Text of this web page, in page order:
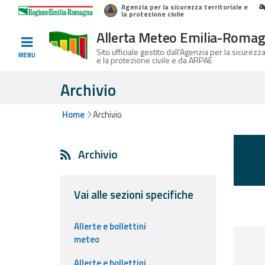
Home
Informati e
Allerte E
Logo Regione Emilia-Romagna
Agenzia per la sicurezza territoriale e
la protezione civile
MENU
Allerta Meteo Emilia-
Sito ufficiale gestito dall'Agenzia per la
e la protezione civile e da ARPAE
Archivio
Home Archivio
Archivio
Vai alle sezioni specifiche
Allerte e bollettini
meteo